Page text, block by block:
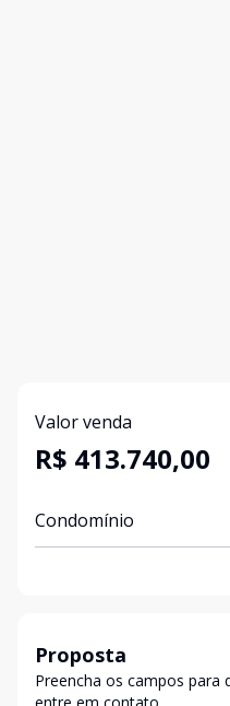
Valor venda
R$ 413.740,00
Condomínio
Proposta
Preencha os campos para